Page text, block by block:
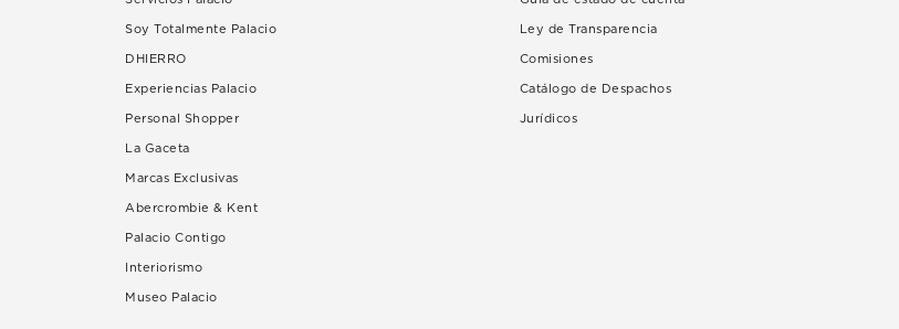
Soy Totalmente Palacio
DHIERRO
Experiencias Palacio
Personal Shopper
La Gaceta
Marcas Exclusivas
Abercrombie & Kent
Palacio Contigo
Interiorismo
Museo Palacio
Ley de Transparencia
Comisiones
Catálogo de Despachos
Jurídicos